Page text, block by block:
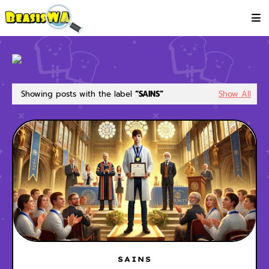
Showing posts with the label SAINS Show All
SAINS